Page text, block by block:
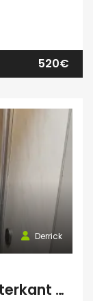
520€
Derrick
Mooi rustig kot te huur achterkant gebouw